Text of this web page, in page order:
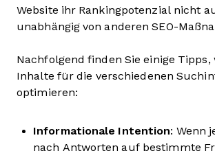
Website ihr Rankingpotenzial nicht
unabhängig von anderen SEO-
Nachfolgend finden Sie einige Tipps,
Inhalte für die verschiedenen
optimieren:
Informationale Intention: Wenn
nach Antworten auf bestimmte